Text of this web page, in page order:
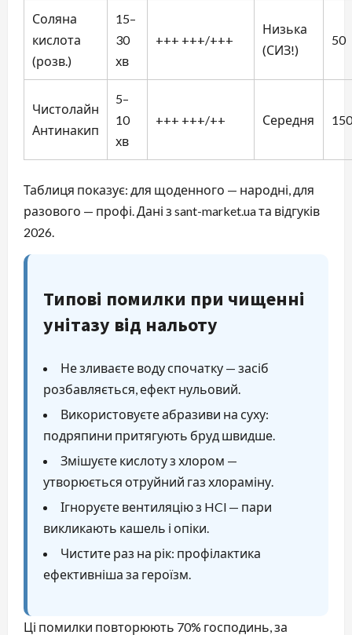
Соляна
кислота
(розв.)
15–
30
хв
+++ +++/+++
Низька
(СИЗ!)
50
Чистолайн
Антинакип
5–
10
хв
+++ +++/++ Середня 150
Таблиця показує: для щоденного — народні, для
разового — профі. Дані з sant-market.ua та відгуків
2026.
Типові помилки при чищенні
унітазу від нальоту
Не зливаєте воду спочатку — засіб
розбавляється, ефект нульовий.
Використовуєте абразиви на суху:
подряпини притягують бруд швидше.
Змішуєте кислоту з хлором —
утворюється отруйний газ хлораміну.
Ігноруєте вентиляцію з HCl — пари
викликають кашель і опіки.
Чистите раз на рік: профілактика
ефективніша за героїзм.
Ці помилки повторюють 70% господинь, за